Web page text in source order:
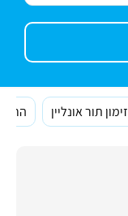
זימון תור אונליין